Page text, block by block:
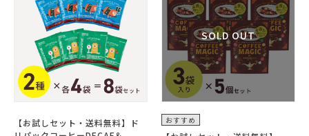
【お試しセット・送料無料】ド
おすすめ